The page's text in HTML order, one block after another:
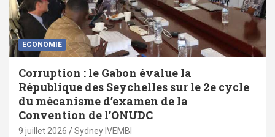
ECONOMIE
Corruption : le Gabon évalue la
République des Seychelles sur le 2e cycle
du mécanisme d’examen de la
Convention de l’ONUDC
9 juillet 2026 Sydney IVEMBI